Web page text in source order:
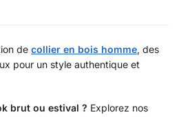
de collier en bois homme, des
pour un style authentique et
brut ou estival ? Explorez nos